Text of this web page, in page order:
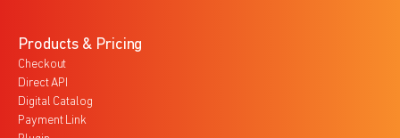
Products & Pricing
Checkout
Direct API
Digital Catalog
Payment Link